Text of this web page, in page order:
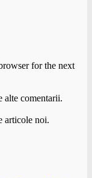
for the next
alte comentarii.
articole noi.